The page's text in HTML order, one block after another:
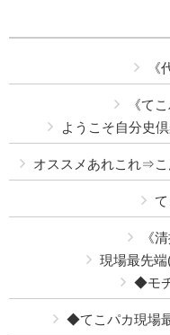
《て
ようこそ自分史
オススメあれこれ⇒こ
《
現場最先
◆モ
◆てこパカ現場